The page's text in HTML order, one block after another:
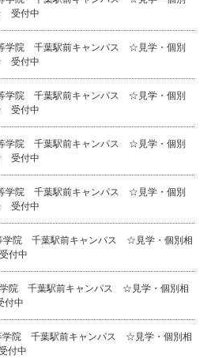
受付中
学院 千葉駅前キャンパス ☆見学・個別
受付中
学院 千葉駅前キャンパス ☆見学・個別
受付中
学院 千葉駅前キャンパス ☆見学・個別
受付中
学院 千葉駅前キャンパス ☆見学・個別
受付中
学院 千葉駅前キャンパス ☆見学・個別相
付中
学院 千葉駅前キャンパス ☆見学・個別相
中
学院 千葉駅前キャンパス ☆見学・個別相
付中